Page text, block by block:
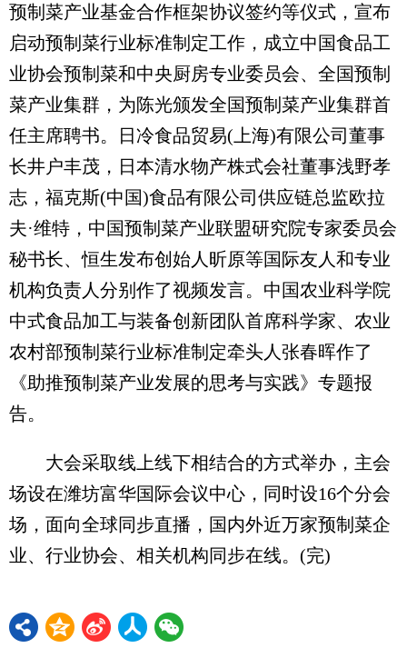
预制菜产业基金合作框架协议签约等仪式，宣布
启动预制菜行业标准制定工作，成立中国食品工
业协会预制菜和中央厨房专业委员会、全国预制
菜产业集群，为陈光颁发全国预制菜产业集群首
任主席聘书。日冷食品贸易(上海)有限公司董事
长井户丰茂，日本清水物产株式会社董事浅野孝
志，福克斯(中国)食品有限公司供应链总监欧拉
夫·维特，中国预制菜产业联盟研究院专家委员会
秘书长、恒生发布创始人昕原等国际友人和专业
机构负责人分别作了视频发言。中国农业科学院
中式食品加工与装备创新团队首席科学家、农业
农村部预制菜行业标准制定牵头人张春晖作了
《助推预制菜产业发展的思考与实践》专题报
告。
大会采取线上线下相结合的方式举办，主会
场设在潍坊富华国际会议中心，同时设16个分会
场，面向全球同步直播，国内外近万家预制菜企
业、行业协会、相关机构同步在线。(完)